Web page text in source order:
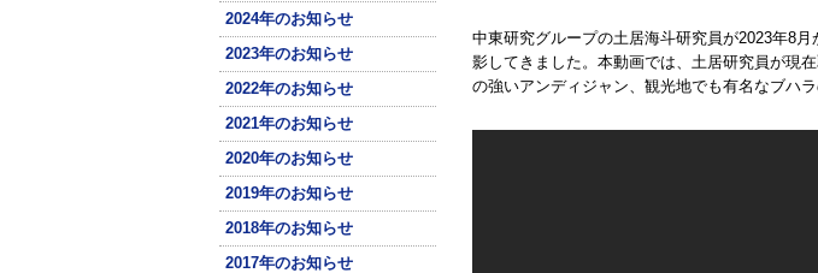
2024年のお知らせ
2023年のお知らせ
2022年のお知らせ
2021年のお知らせ
2020年のお知らせ
2019年のお知らせ
2018年のお知らせ
2017年のお知らせ
中東研究グループの土居海斗研究員が2023年8
影してきました。本動画では、土居研究員が現
の強いアンディジャン、観光地でも有名なブハ